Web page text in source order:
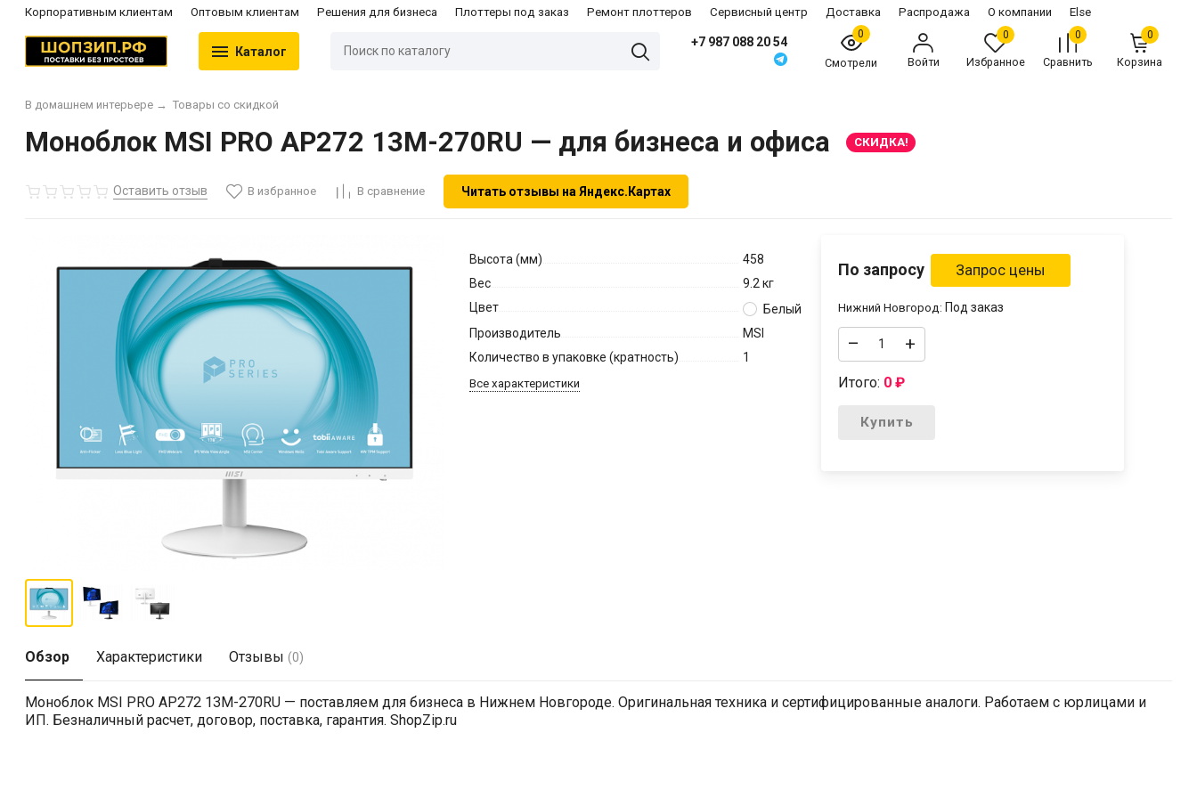
Корпоративным клиентам Оптовым клиентам Решения для бизнеса Плоттеры под заказ Ремонт плоттеров Сервисный центр Доставка Распродажа О компании Else
Каталог
+7 987 088 20 54
0
Смотрели Войти
0
Избранное
0
Сравнить
0
Корзина
В домашнем интерьере → Товары со скидкой
Моноблок MSI PRO AP272 13M-270RU — для бизнеса и офиса СКИДКА!
Оставить отзыв В избранное В сравнение Читать отзывы на Яндекс.Картах
Высота (мм)
458
Вес
9.2 кг
Цвет
Белый
Производитель
MSI
Количество в упаковке (кратность)
1
Все характеристики
По запросу
Нижний Новгород: Под заказ
– +
Итого: 0₽
Купить
Обзор Характеристики Отзывы (0)
Моноблок MSI PRO AP272 13M-270RU — поставляем для бизнеса в Нижнем Новгороде. Оригинальная техника и сертифицированные аналоги. Работаем с юрлицами и
ИП. Безналичный расчет, договор, поставка, гарантия. ShopZip.ru